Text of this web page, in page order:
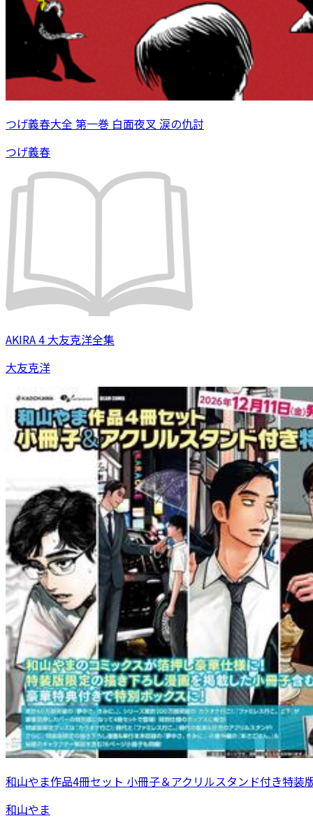
つげ義春大全 第一巻 白面夜叉 涙の仇討
つげ義春
AKIRA 4 大友克洋全集
大友克洋
和山やま作品4冊セット 小冊子＆アクリルスタンド付き特装
和山やま